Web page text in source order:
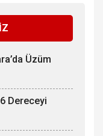
Üzüm
Dereceyi